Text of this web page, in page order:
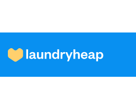
Comment ça